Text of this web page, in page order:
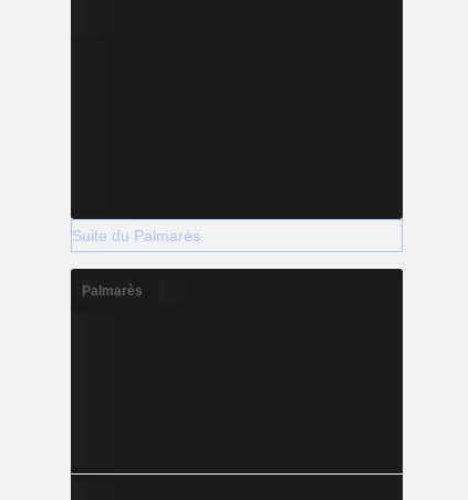
Suite du Palmarès
Palmarès